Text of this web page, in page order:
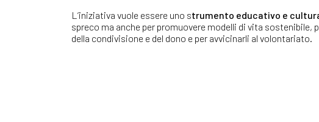
L’iniziativa vuole essere uno strumento educativo e
spreco ma anche per promuovere modelli di vita sostenibile,
della condivisione e del dono e per avvicinarli al volontariato.